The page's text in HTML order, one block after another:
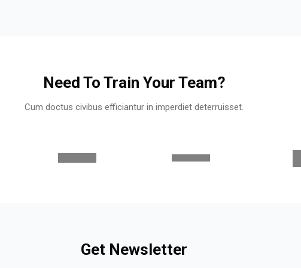
Need To Train Your Team?
Cum doctus civibus efficiantur in imperdiet deterruisset.
Get Newsletter